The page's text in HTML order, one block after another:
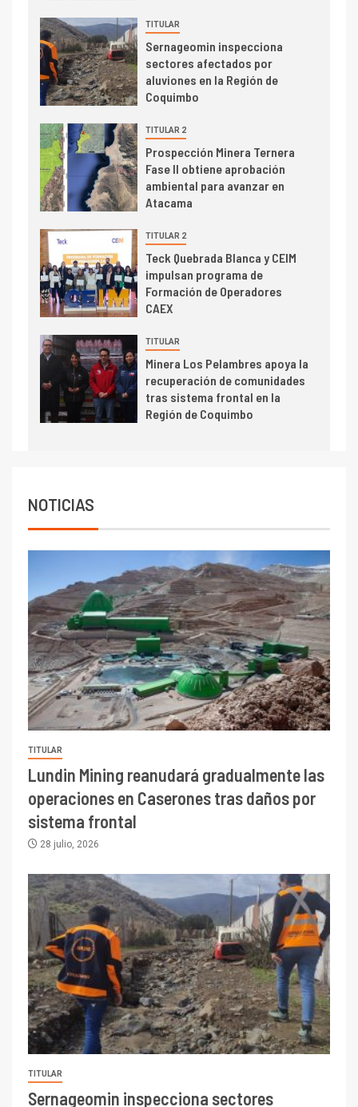
3
PIB minero impacta el
crecimiento regional: Banco
Central reporta resultados
trimestre
4 I+D
Informe bimensual de
Cochilco: precio del cobre
alcanza máximos por escasez
de concentrados
5 I+D
Estudio revela cómo el precio
del cobre y educación superior
se relacionan en zonas
mineras
6
BHP proyecta producción de
cobre cercana a 2 millones de
toneladas tras récord en
Escondida
TITULAR
Sernageomin inspecciona
sectores afectados por
aluviones en la Región de
Coquimbo
TITULAR 2
Prospección Minera Ternera
Fase II obtiene aprobación
ambiental para avanzar en
Atacama
TITULAR 2
Teck Quebrada Blanca y CEIM
impulsan programa de
Formación de Operadores
CAEX
TITULAR
Minera Los Pelambres apoya la
recuperación de comunidades
tras sistema frontal en la
Región de Coquimbo
NOTICIAS
TITULAR
Lundin Mining reanudará gradualmente las
operaciones en Caserones tras daños por
sistema frontal
28 julio, 2026
TITULAR
Sernageomin inspecciona sectores